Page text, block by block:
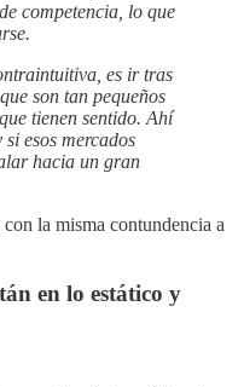
competencia, lo que
es ir tras
son tan pequeños
tienen sentido. Ahí
esos mercados
hacia un gran
la misma contundencia a
en lo estático y